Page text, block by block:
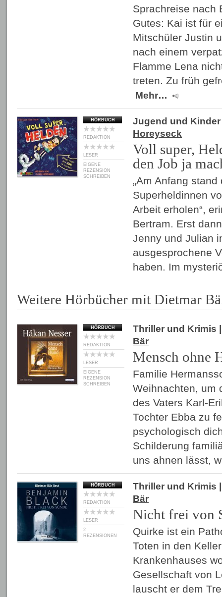
Sprachreise nach
Gutes: Kai ist für
Mitschüler Justin
nach einem
Flamme Lena
treten. Zu früh
Mehr…
HÖRBUCH
REDAKTION
LESER
EIGENE
REZENSION
SCHREIBEN
Jugend und Kinder
Horeyseck
Voll super,
den Job ja
„Am Anfang
Superheldinnen
Arbeit erholen“,
Bertram. Erst
Jenny und Julian
ausgesprochene
haben. Im
Weitere Hörbücher mit Dietmar
HÖRBUCH
REDAKTION
LESER
EIGENE
REZENSION
SCHREIBEN
Thriller und Krimis
Bär
Mensch ohne
Familie
Weihnachten, um
des Vaters Karl-
Tochter Ebba zu
psychologisch
Schilderung
uns ahnen lässt,
HÖRBUCH
REDAKTION
LESER
2
REZENSIONEN
Thriller und Krimis
Bär
Nicht frei von
Quirke ist ein
Toten in den
Krankenhauses
Gesellschaft von
lauscht er dem